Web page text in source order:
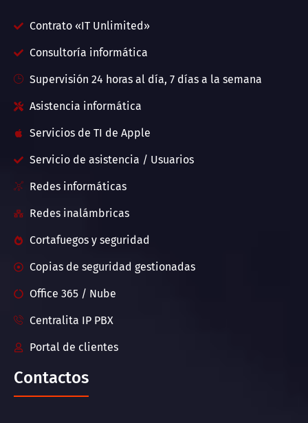
Contrato «IT Unlimited»
Consultoría informática
Supervisión 24 horas al día, 7 días a la semana
Asistencia informática
Servicios de TI de Apple
Servicio de asistencia / Usuarios
Redes informáticas
Redes inalámbricas
Cortafuegos y seguridad
Copias de seguridad gestionadas
Office 365 / Nube
Centralita IP PBX
Portal de clientes
Contactos